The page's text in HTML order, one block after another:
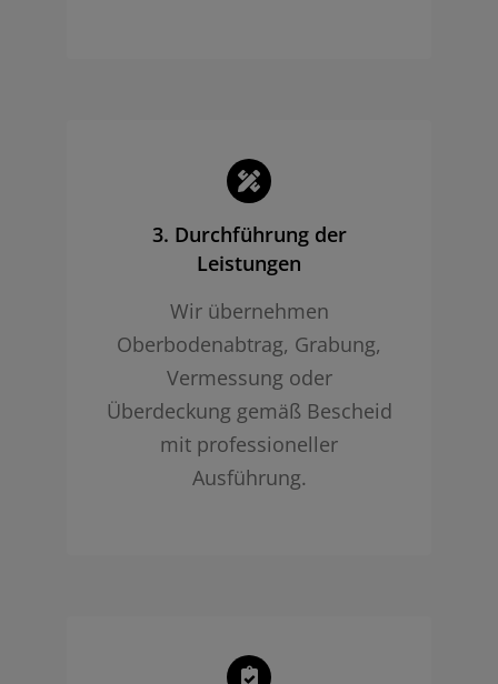
3. Durchführung der
Leistungen
Wir übernehmen
Oberbodenabtrag, Grabung,
Vermessung oder
Überdeckung gemäß Bescheid
mit professioneller
Ausführung.